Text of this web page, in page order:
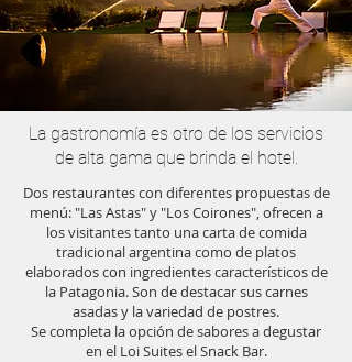
La gastronomía es otro de los servicios
de alta gama que brinda el hotel.
Dos restaurantes con diferentes propuestas de
menú: "Las Astas" y "Los Coirones", ofrecen a
los visitantes tanto una carta de comida
tradicional argentina como de platos
elaborados con ingredientes característicos de
la Patagonia. Son de destacar sus carnes
asadas y la variedad de postres.
Se completa la opción de sabores a degustar
en el Loi Suites el Snack Bar.